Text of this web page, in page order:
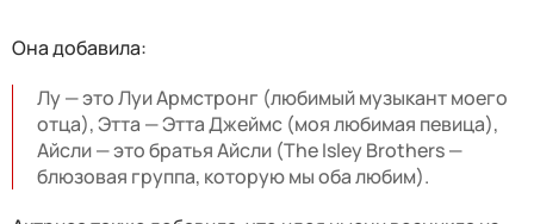
Она добавила:
Лу — это Луи Армстронг (любимый музыкант моего
отца), Этта — Этта Джеймс (моя любимая певица),
Айсли — это братья Айсли (The Isley Brothers —
блюзовая группа, которую мы оба любим).